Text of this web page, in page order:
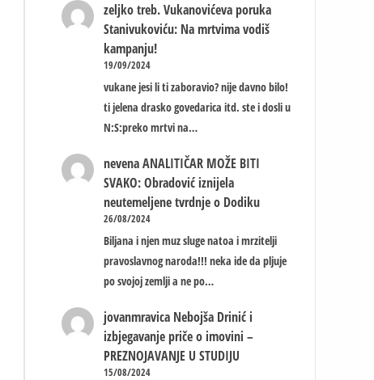
zeljko treb. Vukanovićeva poruka
Stanivukoviću: Na mrtvima vodiš
kampanju!
19/09/2024
vukane jesi li ti zaboravio? nije davno bilo!
ti jelena drasko govedarica itd. ste i dosli u
N:S:preko mrtvi na…
nevena ANALITIČAR MOŽE BITI
SVAKO: Obradović iznijela
neutemeljene tvrdnje o Dodiku
26/08/2024
Biljana i njen muz sluge natoa i mrzitelji
pravoslavnog naroda!!! neka ide da pljuje
po svojoj zemlji a ne po…
jovanmravica Nebojša Drinić i
izbjegavanje priče o imovini –
PREZNOJAVANJE U STUDIJU
15/08/2024